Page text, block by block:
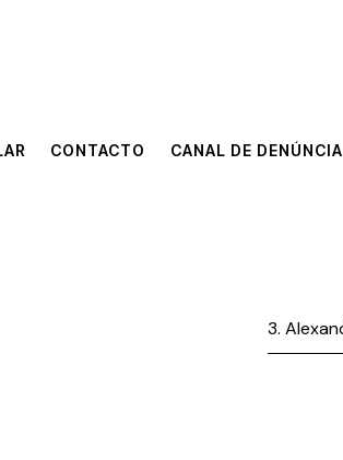
CONTACTO CANAL DE DENÚNCIA